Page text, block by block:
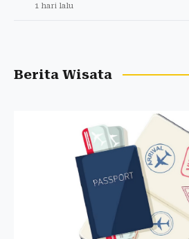
1 hari lalu
Berita Wisata